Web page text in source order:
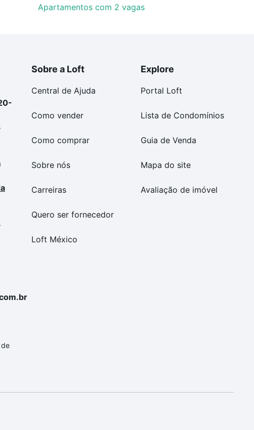
Apartamentos com 2 vagas
Sobre a Loft
Central de Ajuda
Como vender
Como comprar
Sobre nós
Carreiras
Quero ser fornecedor
Loft México
Explore
Portal Loft
Lista de Condomínios
Guia de Venda
Mapa do site
Avaliação de imóvel